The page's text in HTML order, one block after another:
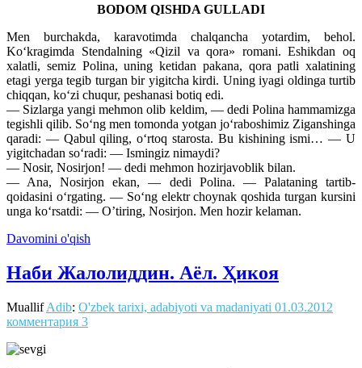
BODOM QISHDA GULLADI
Men burchakda, karavotimda chalqancha yotardim, behol.
Koʻkragimda Stendalning «Qizil va qora» romani. Eshikdan oq
xalatli, semiz Polina, uning ketidan pakana, qora patli xalatining
etagi yerga tegib turgan bir yigitcha kirdi. Uning iyagi oldinga turtib
chiqqan, koʻzi chuqur, peshanasi botiq edi.
— Sizlarga yangi mehmon olib keldim, — dedi Polina hammamizga
tegishli qilib. Soʻng men tomonda yotgan joʻraboshimiz Ziganshinga
qaradi: — Qabul qiling, oʻrtoq starosta. Bu kishining ismi… — U
yigitchadan soʻradi: — Ismingiz nimaydi?
— Nosir, Nosirjon! — dedi mehmon hozirjavoblik bilan.
— Ana, Nosirjon ekan, — dedi Polina. — Palataning tartib-
qoidasini oʻrgating. — Soʻng elektr choynak qoshida turgan kursini
unga koʻrsatdi: — O’tiring, Nosirjon. Men hozir kelaman.
Davomini o'qish
Наби Жалолиддин. Аёл. Ҳикоя
MuallifAdib: O'zbek tarixi, adabiyoti va madaniyati 01.03.2012
комментария 3